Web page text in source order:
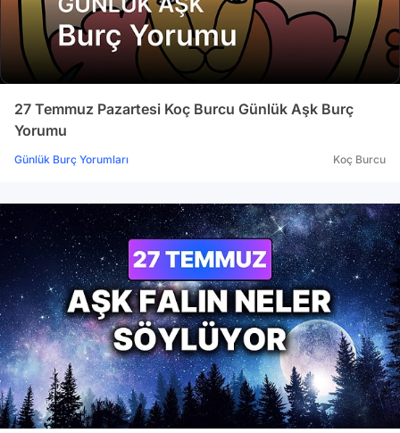
27 Temmuz Pazartesi Koç Burcu Günlük Aşk Burç
Yorumu
Günlük Burç Yorumları Koç Burcu